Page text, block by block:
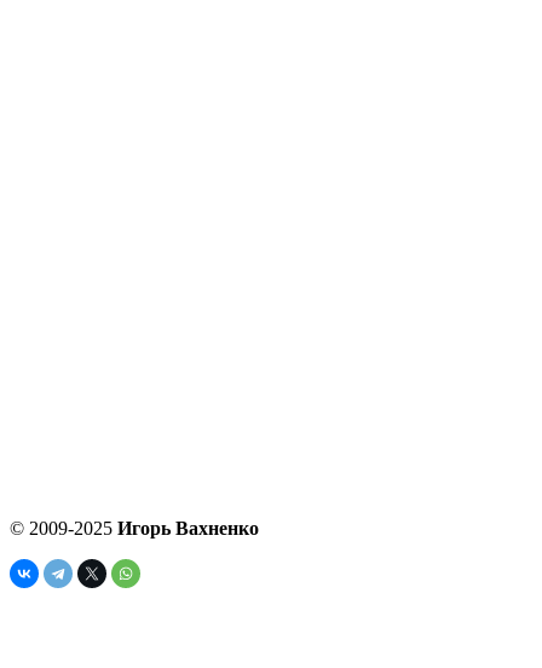
© 2009-2025 Игорь Вахненко